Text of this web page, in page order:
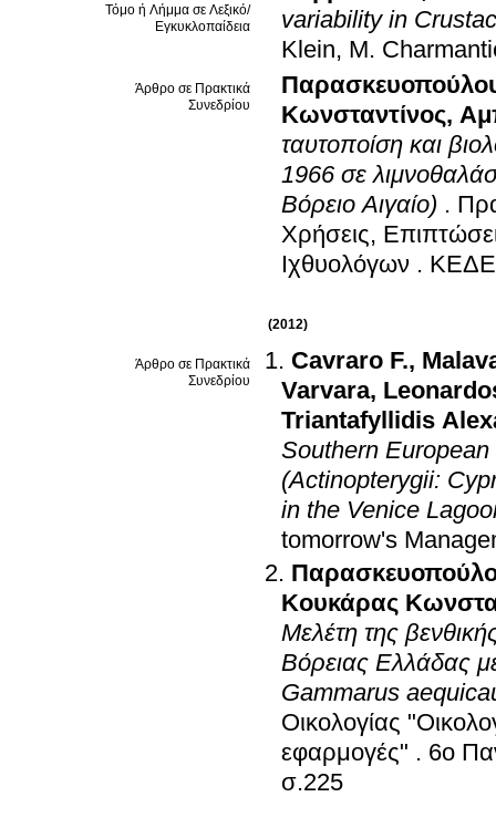
Τόμο ή Λήμμα σε Λεξικό/
Εγκυκλοπαίδεια
variability in
Klein, M.
Άρθρο σε Πρακτικά
Συνεδρίου
Κωνσταντίνος,
ταυτοποίση και
1966 σε
Βόρειο Αιγαίο) .
Χρήσεις,
Ιχθυολόγων .
(2012)
Άρθρο σε Πρακτικά
Συνεδρίου
Cavraro F.,
Varvara,
Triantafyllidis
Southern
(Actinopterygii:
in the Venice
tomorrow's
Κουκάρας
Μελέτη της
Βόρειας Ελλάδας
Gammarus
Οικολογίας
εφαρμογές" . 6ο
σ.225